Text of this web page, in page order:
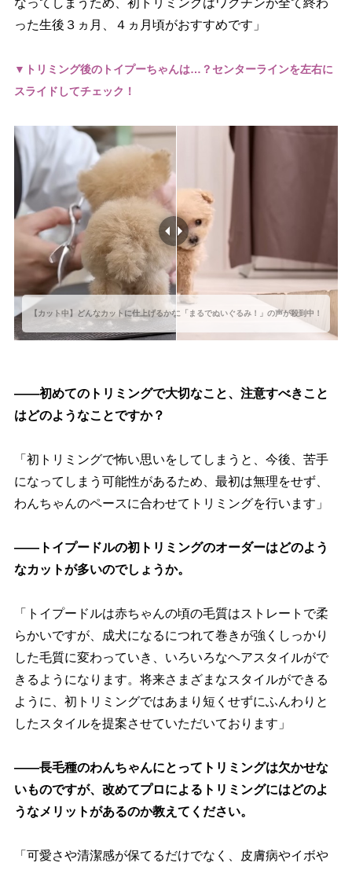
なってしまうため、初トリミングはワクチンが全て終わ
った生後３ヵ月、４ヵ月頃がおすすめです」
▼トリミング後のトイプーちゃんは…？センターラインを左右に
スライドしてチェック！
【カット中】どんなカットに仕上げるかな…！？
【カット後】その可愛らしさに「まるでぬいぐるみ！」の声が殺到中！
――初めてのトリミングで大切なこと、注意すべきこと
はどのようなことですか？
「初トリミングで怖い思いをしてしまうと、今後、苦手
になってしまう可能性があるため、最初は無理をせず、
わんちゃんのペースに合わせてトリミングを行います」
――トイプードルの初トリミングのオーダーはどのよう
なカットが多いのでしょうか。
「トイプードルは赤ちゃんの頃の毛質はストレートで柔
らかいですが、成犬になるにつれて巻きが強くしっかり
した毛質に変わっていき、いろいろなヘアスタイルがで
きるようになります。将来さまざまなスタイルができる
ように、初トリミングではあまり短くせずにふんわりと
したスタイルを提案させていただいております」
――長毛種のわんちゃんにとってトリミングは欠かせな
いものですが、改めてプロによるトリミングにはどのよ
うなメリットがあるのか教えてください。
「可愛さや清潔感が保てるだけでなく、皮膚病やイボ